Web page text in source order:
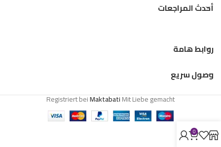
أحدث المراجعات
روابط هامة
وصول سريع
Registriert beiMaktabatiMit Liebe gemacht
0